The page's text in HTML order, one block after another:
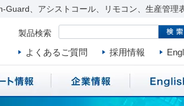
、アシストコール、リモコン、生産管理
製品検索
よくあるご質問 採用情報